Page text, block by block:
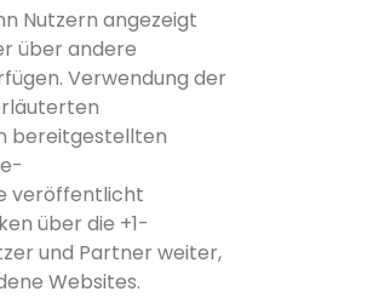
Nutzern angezeigt
über andere
Verwendung der
bereitgestellten
veröffentlicht
über die +1-
und Partner weiter,
Websites.